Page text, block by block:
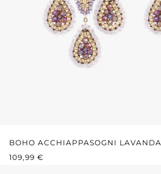
BOHO ACCHIAPPASOGNI LAVANDA
PREZZO NORMALE:
109,99 €